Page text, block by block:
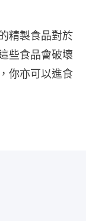
精製食品對於
些食品會破壞
你亦可以進食